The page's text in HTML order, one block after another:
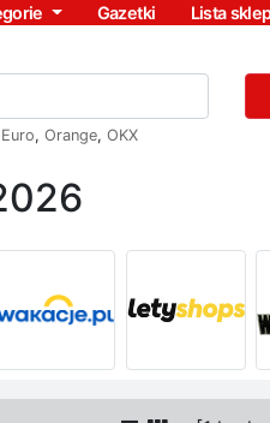
Gazetki Lista
Euro, Orange, OKX